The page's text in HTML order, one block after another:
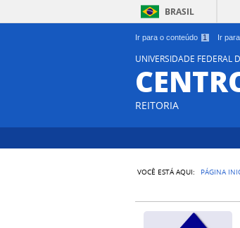
Ir para o conteúdo 1 Ir
BRASIL
UNIVERSIDADE FEDERAL
REITORIA
VOCÊ ESTÁ AQUI: PÁGINA